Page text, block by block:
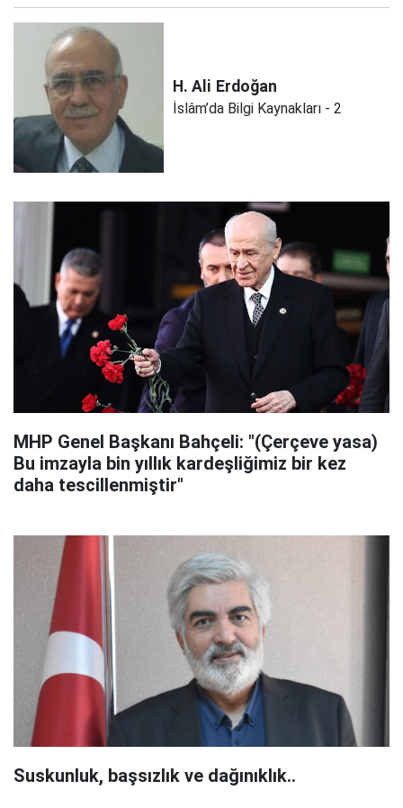
H. Ali Erdoğan
İslâm’da Bilgi Kaynakları - 2
MHP Genel Başkanı Bahçeli: "(Çerçeve yasa)
Bu imzayla bin yıllık kardeşliğimiz bir kez
daha tescillenmiştir"
Suskunluk, başsızlık ve dağınıklık..